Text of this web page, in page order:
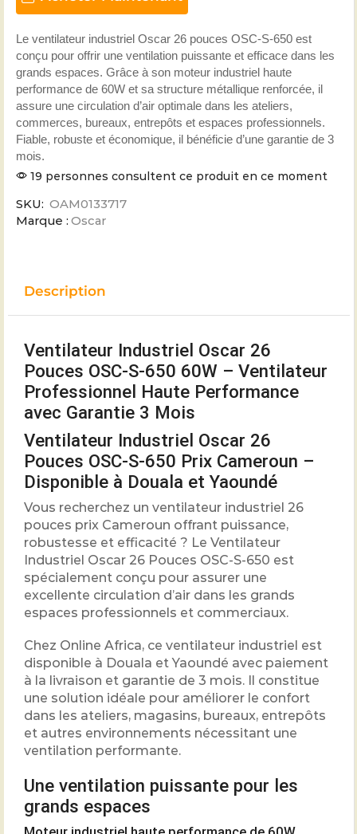
Le ventilateur industriel Oscar 26 pouces OSC-S-650 est
conçu pour offrir une ventilation puissante et efficace dans les
grands espaces. Grâce à son moteur industriel haute
performance de 60W et sa structure métallique renforcée, il
assure une circulation d’air optimale dans les ateliers,
commerces, bureaux, entrepôts et espaces professionnels.
Fiable, robuste et économique, il bénéficie d’une garantie de 3
mois.
19 personnes consultent ce produit en ce moment
SKU: OAM0133717
Marque : Oscar
Description
Ventilateur Industriel Oscar 26
Pouces OSC-S-650 60W – Ventilateur
Professionnel Haute Performance
avec Garantie 3 Mois
Ventilateur Industriel Oscar 26
Pouces OSC-S-650 Prix Cameroun –
Disponible à Douala et Yaoundé
Vous recherchez un ventilateur industriel 26
pouces prix Cameroun offrant puissance,
robustesse et efficacité ? Le Ventilateur
Industriel Oscar 26 Pouces OSC-S-650 est
spécialement conçu pour assurer une
excellente circulation d’air dans les grands
espaces professionnels et commerciaux.
Chez Online Africa, ce ventilateur industriel est
disponible à Douala et Yaoundé avec paiement
à la livraison et garantie de 3 mois. Il constitue
une solution idéale pour améliorer le confort
dans les ateliers, magasins, bureaux, entrepôts
et autres environnements nécessitant une
ventilation performante.
Une ventilation puissante pour les
grands espaces